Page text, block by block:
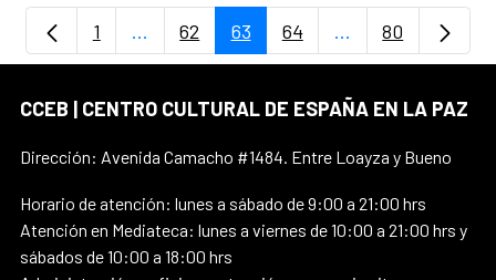
Página
1 ...Páginas intermedias Use TAB para
Página
62 Página
63 Página
64 ...PáginasPágina
80
CCEB | CENTRO CULTURAL DE ESPAÑA EN LA PAZ
Dirección: Avenida Camacho #1484. Entre Loayza y Bueno
Horario de atención: lunes a sábado de 9:00 a 21:00 hrs
Atención en Mediateca: lunes a viernes de 10:00 a 21:00 hrs y
sábados de 10:00 a 18:00 hrs